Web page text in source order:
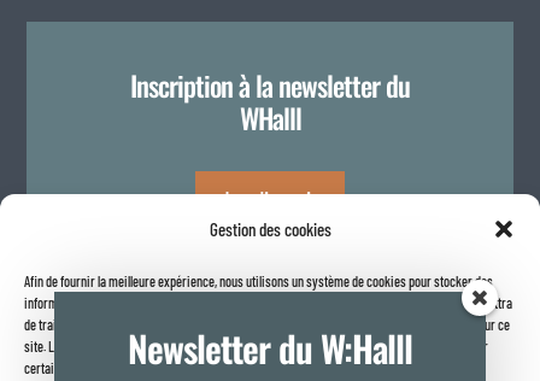
Gestion des cookies
Afin de fournir la meilleure expérience, nous utilisons un système de cookies pour stocker des
informations sur votre navigateur internet. Le fait de consentir à ces technologies nous permettra
de traiter des données telles que le comportement de navigation ou les identifiants uniques sur ce
site. Le fait de ne pas consentir ou de retirer son consentement peut avoir un effet négatif sur
certaines caractéristiques et fonctions.
Inscription à la newsletter du
WHalll
Je m'inscris
Newsletter du W:Halll